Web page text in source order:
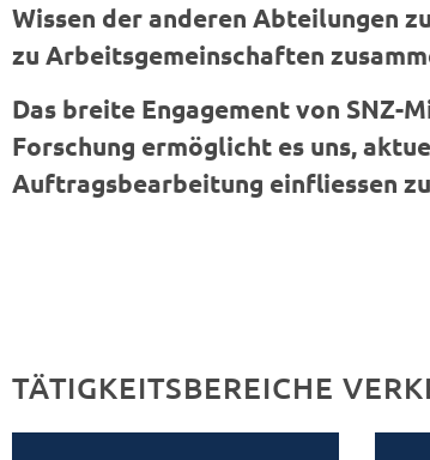
Wissen der anderen Abteilungen
zu Arbeitsgemeinschaften
Das breite Engagement von SNZ-
Forschung ermöglicht es uns,
Auftragsbearbeitung einfliessen
TÄTIGKEITSBEREICHE